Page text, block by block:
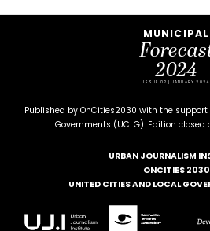
MUNICIPAL
2024
ISSUE 02 | JANUARY 2024
Published by OnCities2030 with the
Governments (UCLG). Edition closed
URBAN JOURNALISM
ONCITIES 2030
UNITED CITIES AND LOCAL